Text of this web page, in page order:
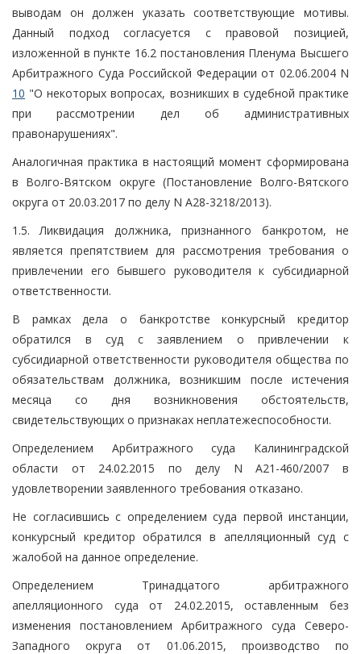
выводам он должен указать соответствующие мотивы.
Данный подход согласуется с правовой позицией,
изложенной в пункте 16.2 постановления Пленума Высшего
Арбитражного Суда Российской Федерации от 02.06.2004 N
10 "О некоторых вопросах, возникших в судебной практике
при рассмотрении дел об административных
правонарушениях".
Аналогичная практика в настоящий момент сформирована
в Волго-Вятском округе (Постановление Волго-Вятского
округа от 20.03.2017 по делу N А28-3218/2013).
1.5. Ликвидация должника, признанного банкротом, не
является препятствием для рассмотрения требования о
привлечении его бывшего руководителя к субсидиарной
ответственности.
В рамках дела о банкротстве конкурсный кредитор
обратился в суд с заявлением о привлечении к
субсидиарной ответственности руководителя общества по
обязательствам должника, возникшим после истечения
месяца со дня возникновения обстоятельств,
свидетельствующих о признаках неплатежеспособности.
Определением Арбитражного суда Калининградской
области от 24.02.2015 по делу N А21-460/2007 в
удовлетворении заявленного требования отказано.
Не согласившись с определением суда первой инстанции,
конкурсный кредитор обратился в апелляционный суд с
жалобой на данное определение.
Определением Тринадцатого арбитражного
апелляционного суда от 24.02.2015, оставленным без
изменения постановлением Арбитражного суда Северо-
Западного округа от 01.06.2015, производство по